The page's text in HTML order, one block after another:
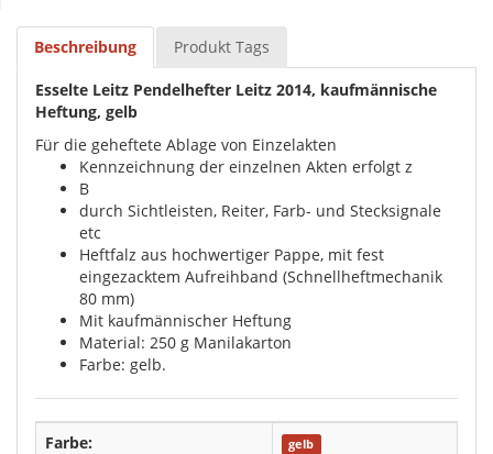
Beschreibung Produkt Tags
Esselte Leitz Pendelhefter Leitz 2014, kaufmännische
Heftung, gelb
Für die geheftete Ablage von Einzelakten
Kennzeichnung der einzelnen Akten erfolgt z
B
durch Sichtleisten, Reiter, Farb- und Stecksignale
etc
Heftfalz aus hochwertiger Pappe, mit fest
eingezacktem Aufreihband (Schnellheftmechanik
80 mm)
Mit kaufmännischer Heftung
Material: 250 g Manilakarton
Farbe: gelb.
Farbe: gelb